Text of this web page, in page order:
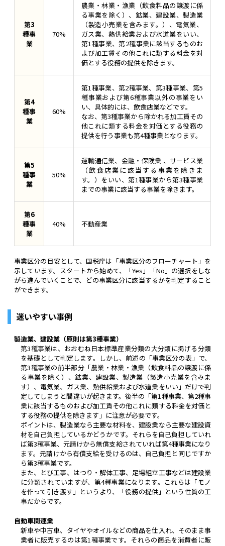
第3
種事
業
70%
農業・林業・漁業（飲食料品の譲渡に係
る事業を除く）、鉱業、建設業、製造業
（製造小売業を含みます。）、電気業、
ガス業、熱供給業および水道業をいい、
第1種事業、第2種事業に該当するものお
よび加工賃その他これに類する料金を対
価とする役務の提供を除きます。
第4
種事
業
60%
第1種事業、第2種事業、第3種事業、第5
種事業および第6種事業以外の事業をい
い、具体的には、飲食店業などです。
なお、第3種事業から除かれる加工賃その
他これに類する料金を対価とする役務の
提供を行う事業も第4種事業となります。
第5
種事
業
50%
運輸通信業、金融・保険業 、サービス業
（飲食店業に該当する事業を除きま
す。）をいい、第1種事業から第3種事業
までの事業に該当する事業を除きます。
第6
種事
業
40% 不動産業
事業区分の目安として、国税庁は「事業区分のフローチャート」を
示しています。スタートから始めて、「Yes」「No」の選択をしな
がら進んでいくことで、どの事業区分に該当するかを判定すること
ができます。
迷いやすい事例
製造業、建設業（原則は第3種事業）
第3種事業は、おおむね日本標準産業分類の大分類に掲げる分類
を基礎として判定します。しかし、前述の「事業区分の表」で、
第3種事業の前半部分「農業・林業・漁業（飲食料品の譲渡に係
る事業を除く）、鉱業、建設業、製造業（製造小売業を含みま
す）、電気業、ガス業、熱供給業および水道業をいい」だけで判
定してしまうと間違いが起きます。後半の「第1種事業、第2種事
業に該当するものおよび加工賃その他これに類する料金を対価と
する役務の提供を除きます」に注意が必要です。
ポイントは、製造業なら主要な材料を、建設業なら主要な建設資
材を自己負担しているかどうかです。それらを自己負担していれ
ば第3種事業、元請けから無償支給されていれば第4種事業になり
ます。元請けから有償支給を受けるのは、自己負担と同じですか
ら第3種事業です。
また、とび工事、はつり・解体工事、足場組立工事などは建設業
に分類されていますが、第4種事業になります。これらは「モノ
を作って引き渡す」というより、「役務の提供」という性質の工
事だからです。
自動車関連業
新車や中古車、タイヤやオイルなどの商品を仕入れ、そのまま事
業者に販売するのは第1種事業です。それらの商品を消費者に販